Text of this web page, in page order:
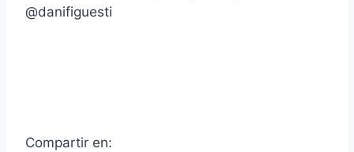
@danifiguesti
Compartir en: